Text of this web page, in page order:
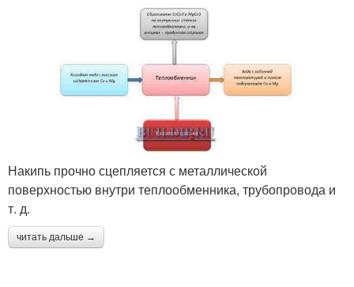
Накипь прочно сцепляется с металлической
поверхностью внутри теплообменника, трубопровода и
т. д.
читать дальше →